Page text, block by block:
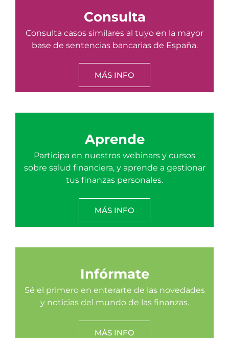
Consulta
Consulta casos similares al tuyo en la mayor
base de sentencias bancarias de España.
MÁS INFO
Aprende
Participa en nuestros webinars y cursos
sobre salud financiera, y aprende a gestionar
tus finanzas personales.
MÁS INFO
Infórmate
Sé el primero en enterarte de las novedades
y noticias del mundo de las finanzas.
MÁS INFO